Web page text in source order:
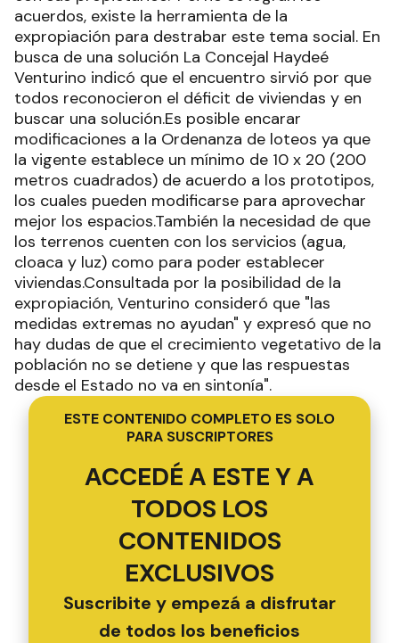
acuerdos, existe la herramienta de la
expropiación para destrabar este tema social. En
busca de una solución La Concejal Haydeé
Venturino indicó que el encuentro sirvió por que
todos reconocieron el déficit de viviendas y en
buscar una solución.Es posible encarar
modificaciones a la Ordenanza de loteos ya que
la vigente establece un mínimo de 10 x 20 (200
metros cuadrados) de acuerdo a los prototipos,
los cuales pueden modificarse para aprovechar
mejor los espacios.También la necesidad de que
los terrenos cuenten con los servicios (agua,
cloaca y luz) como para poder establecer
viviendas.Consultada por la posibilidad de la
expropiación, Venturino consideró que "las
medidas extremas no ayudan" y expresó que no
hay dudas de que el crecimiento vegetativo de la
población no se detiene y que las respuestas
desde el Estado no va en sintonía".
ESTE CONTENIDO COMPLETO ES SOLO
PARA SUSCRIPTORES
ACCEDÉ A ESTE Y A
TODOS LOS
CONTENIDOS
EXCLUSIVOS
Suscribite y empezá a disfrutar
de todos los beneficios